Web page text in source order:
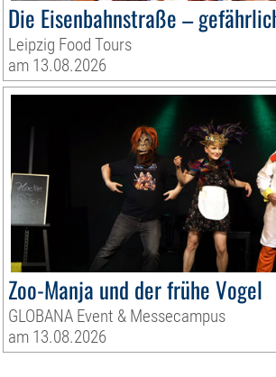
Die Eisenbahnstraße –
Leipzig Food Tours
am 13.08.2026
Zoo-Manja und der frühe Vogel
GLOBANA Event & Messecampus
am 13.08.2026